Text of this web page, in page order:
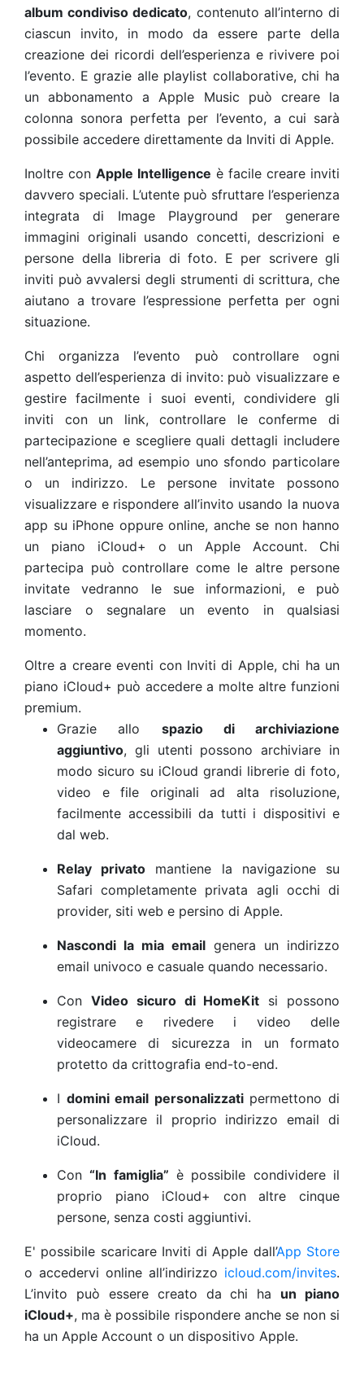
album condiviso dedicato, contenuto all’interno di
ciascun invito, in modo da essere parte della
creazione dei ricordi dell’esperienza e rivivere poi
l’evento. E grazie alle playlist collaborative, chi ha
un abbonamento a Apple Music può creare la
colonna sonora perfetta per l’evento, a cui sarà
possibile accedere direttamente da Inviti di Apple.
Inoltre con Apple Intelligence è facile creare inviti
davvero speciali. L’utente può sfruttare l’esperienza
integrata di Image Playground per generare
immagini originali usando concetti, descrizioni e
persone della libreria di foto. E per scrivere gli
inviti può avvalersi degli strumenti di scrittura, che
aiutano a trovare l’espressione perfetta per ogni
situazione.
Chi organizza l’evento può controllare ogni
aspetto dell’esperienza di invito: può visualizzare e
gestire facilmente i suoi eventi, condividere gli
inviti con un link, controllare le conferme di
partecipazione e scegliere quali dettagli includere
nell’anteprima, ad esempio uno sfondo particolare
o un indirizzo. Le persone invitate possono
visualizzare e rispondere all’invito usando la nuova
app su iPhone oppure online, anche se non hanno
un piano iCloud+ o un Apple Account. Chi
partecipa può controllare come le altre persone
invitate vedranno le sue informazioni, e può
lasciare o segnalare un evento in qualsiasi
momento.
Oltre a creare eventi con Inviti di Apple, chi ha un
piano iCloud+ può accedere a molte altre funzioni
premium.
Grazie allo
spazio di archiviazione
aggiuntivo, gli utenti possono archiviare in
modo sicuro su iCloud grandi librerie di foto,
video e file originali ad alta risoluzione,
facilmente accessibili da tutti i dispositivi e
dal web.
Relay privato
mantiene la navigazione su
Safari completamente privata agli occhi di
provider, siti web e persino di Apple.
Nascondi la mia email genera un indirizzo
email univoco e casuale quando necessario.
Con Video sicuro di HomeKit si possono
registrare e rivedere i video delle
videocamere di sicurezza in un formato
protetto da crittografia end-to-end.
I domini email personalizzati permettono di
personalizzare il proprio indirizzo email di
iCloud.
Con “In famiglia” è possibile condividere il
proprio piano iCloud+ con altre cinque
persone, senza costi aggiuntivi.
E' possibile scaricare Inviti di Apple dall’App Store
o accedervi online all’indirizzo icloud.com/invites.
L’invito può essere creato da chi ha un piano
iCloud+, ma è possibile rispondere anche se non si
ha un Apple Account o un dispositivo Apple.